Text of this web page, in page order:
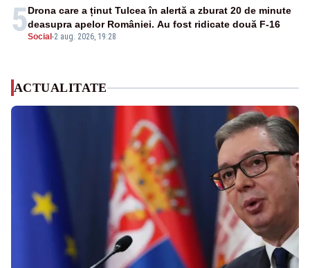
5Social -2 aug. 2026, 19:28
Drona care a ținut Tulcea în alertă a zburat 20 de minute
deasupra apelor României. Au fost ridicate două F-16
ACTUALITATE